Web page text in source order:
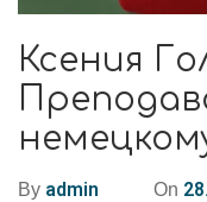
Ксения
By admin On